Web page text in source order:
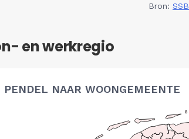
Bron: SSB
en werkregio
PENDEL NAAR WOONGEMEENTE